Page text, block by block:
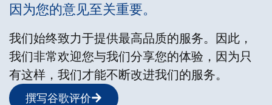
因为您的意见至关重要。
我们始终致力于提供最高品质的服务。因此，
我们非常欢迎您与我们分享您的体验，因为只
有这样，我们才能不断改进我们的服务。
撰写谷歌评价